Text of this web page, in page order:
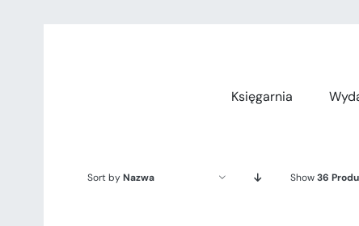
Księgarnia
Sort byNazwa Show36